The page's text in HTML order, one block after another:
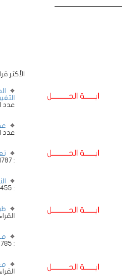
ايـــــــة الحـــــــــــل
ايـــــــة الحـــــــــــل
ايـــــــة الحـــــــــــل
ايـــــــة الحـــــــــــل
الأكثر
عدد
عدد
: 61787
: 58455
: 53785